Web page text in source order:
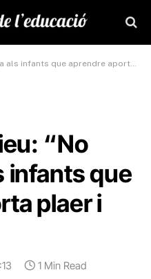
que aprendre aporta plaer i satisfacció”
“No
infants que
plaer i
1 Min Read